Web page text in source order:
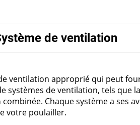
de ventilation
ventilation approprié qui peut
systèmes de ventilation, tels que
Chaque système a ses
votre poulailler.